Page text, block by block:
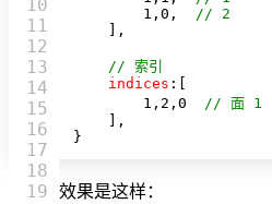
10
11
12
13
14
15
16
17
18
19
1 , 0 , // 2
    ],
// 索引
indices :[
1 , 2 , 0
// 面 1
    ],
}
效果是这样：